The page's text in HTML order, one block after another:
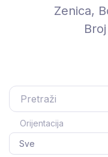
Zenica,
Orijentacija